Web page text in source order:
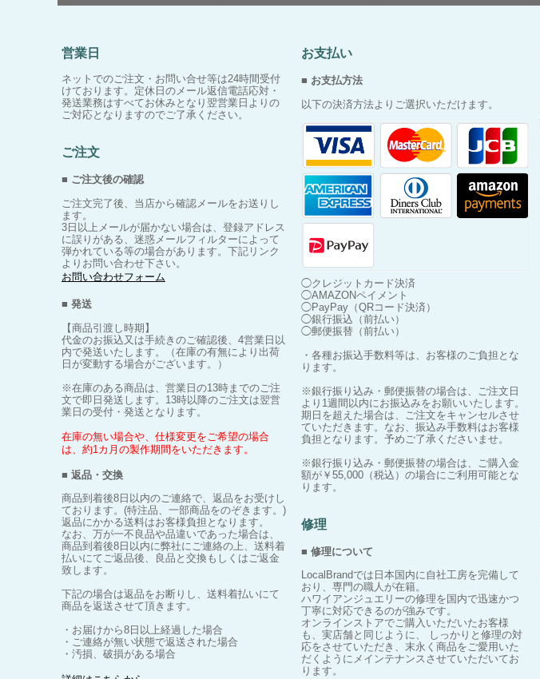
営業日
ネットでのご注文・お問い合せ等は24時間受付
けております。定休日のメール返信電話応対・
発送業務はすべてお休みとなり翌営業日よりの
ご対応となりますのでご了承ください。
ご注文
■ ご注文後の確認
ご注文完了後、当店から確認メールをお送りし
ます。
3日以上メールが届かない場合は、登録アドレス
に誤りがある、迷惑メールフィルターによって
弾かれている等の場合があります。下記リンク
よりお問い合わせ下さい。
お問い合わせフォーム
■ 発送
【商品引渡し時期】
代金のお振込又は手続きのご確認後、4営業日以
内で発送いたします。（在庫の有無により出荷
日が変動する場合がございます。）
※在庫のある商品は、営業日の13時までのご注
文で即日発送します。13時以降のご注文は翌営
業日の受付・発送となります。
在庫の無い場合や、仕様変更をご希望の場合
は、約1カ月の製作期間をいただきます。
■ 返品・交換
商品到着後8日以内のご連絡で、返品をお受けし
ております。(特注品、一部商品をのぞきます。)
返品にかかる送料はお客様負担となります。
なお、万が一不良品や品違いであった場合は、
商品到着後8日以内に弊社にご連絡の上、送料着
払いにてご返品後、良品と交換もしくはご返金
致します。
下記の場合は返品をお断りし、送料着払いにて
商品を返送させて頂きます。
・お届けから8日以上経過した場合
・ご連絡が無い状態で返送された場合
・汚損、破損がある場合
お支払い
■ お支払方法
以下の決済方法よりご選択いただけます。
◯クレジットカード決済
◯AMAZONペイメント
◯PayPay（QRコード決済）
◯銀行振込（前払い）
◯郵便振替（前払い）
・各種お振込手数料等は、お客様のご負担とな
ります。
※銀行振り込み・郵便振替の場合は、ご注文日
より1週間以内にお振込みをお願いいたします。
期日を超えた場合は、ご注文をキャンセルさせ
ていただきます。なお、振込み手数料はお客様
負担となります。予めご了承くださいませ。
※銀行振り込み・郵便振替の場合は、ご購入金
額が￥55,000（税込）の場合にご利用可能とな
ります。
修理
■ 修理について
LocalBrandでは日本国内に自社工房を完備して
おり、専門の職人が在籍。
ハワイアンジュエリーの修理を国内で迅速かつ
丁寧に対応できるのが強みです。
オンラインストアでご購入いただいたお客様
も、実店舗と同じように、 しっかりと修理の対
応をさせていただき、末永く商品をご愛用いた
だくようにメインテナンスさせていただいてお
ります。